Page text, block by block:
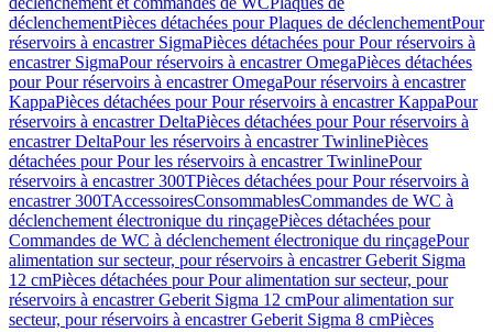
déclenchementPièces détachées pour Plaques de déclenchementPour
réservoirs à encastrer SigmaPièces détachées pour Pour réservoirs à
encastrer SigmaPour réservoirs à encastrer OmegaPièces détachées
pour Pour réservoirs à encastrer OmegaPour réservoirs à encastrer
KappaPièces détachées pour Pour réservoirs à encastrer KappaPour
réservoirs à encastrer DeltaPièces détachées pour Pour réservoirs à
encastrer DeltaPour les réservoirs à encastrer TwinlinePièces
détachées pour Pour les réservoirs à encastrer TwinlinePour
réservoirs à encastrer 300TPièces détachées pour Pour réservoirs à
encastrer 300TAccessoiresConsommablesCommandes de WC à
déclenchement électronique du rinçagePièces détachées pour
Commandes de WC à déclenchement électronique du rinçagePour
alimentation sur secteur, pour réservoirs à encastrer Geberit Sigma
12 cmPièces détachées pour Pour alimentation sur secteur, pour
réservoirs à encastrer Geberit Sigma 12 cmPour alimentation sur
secteur, pour réservoirs à encastrer Geberit Sigma 8 cmPièces